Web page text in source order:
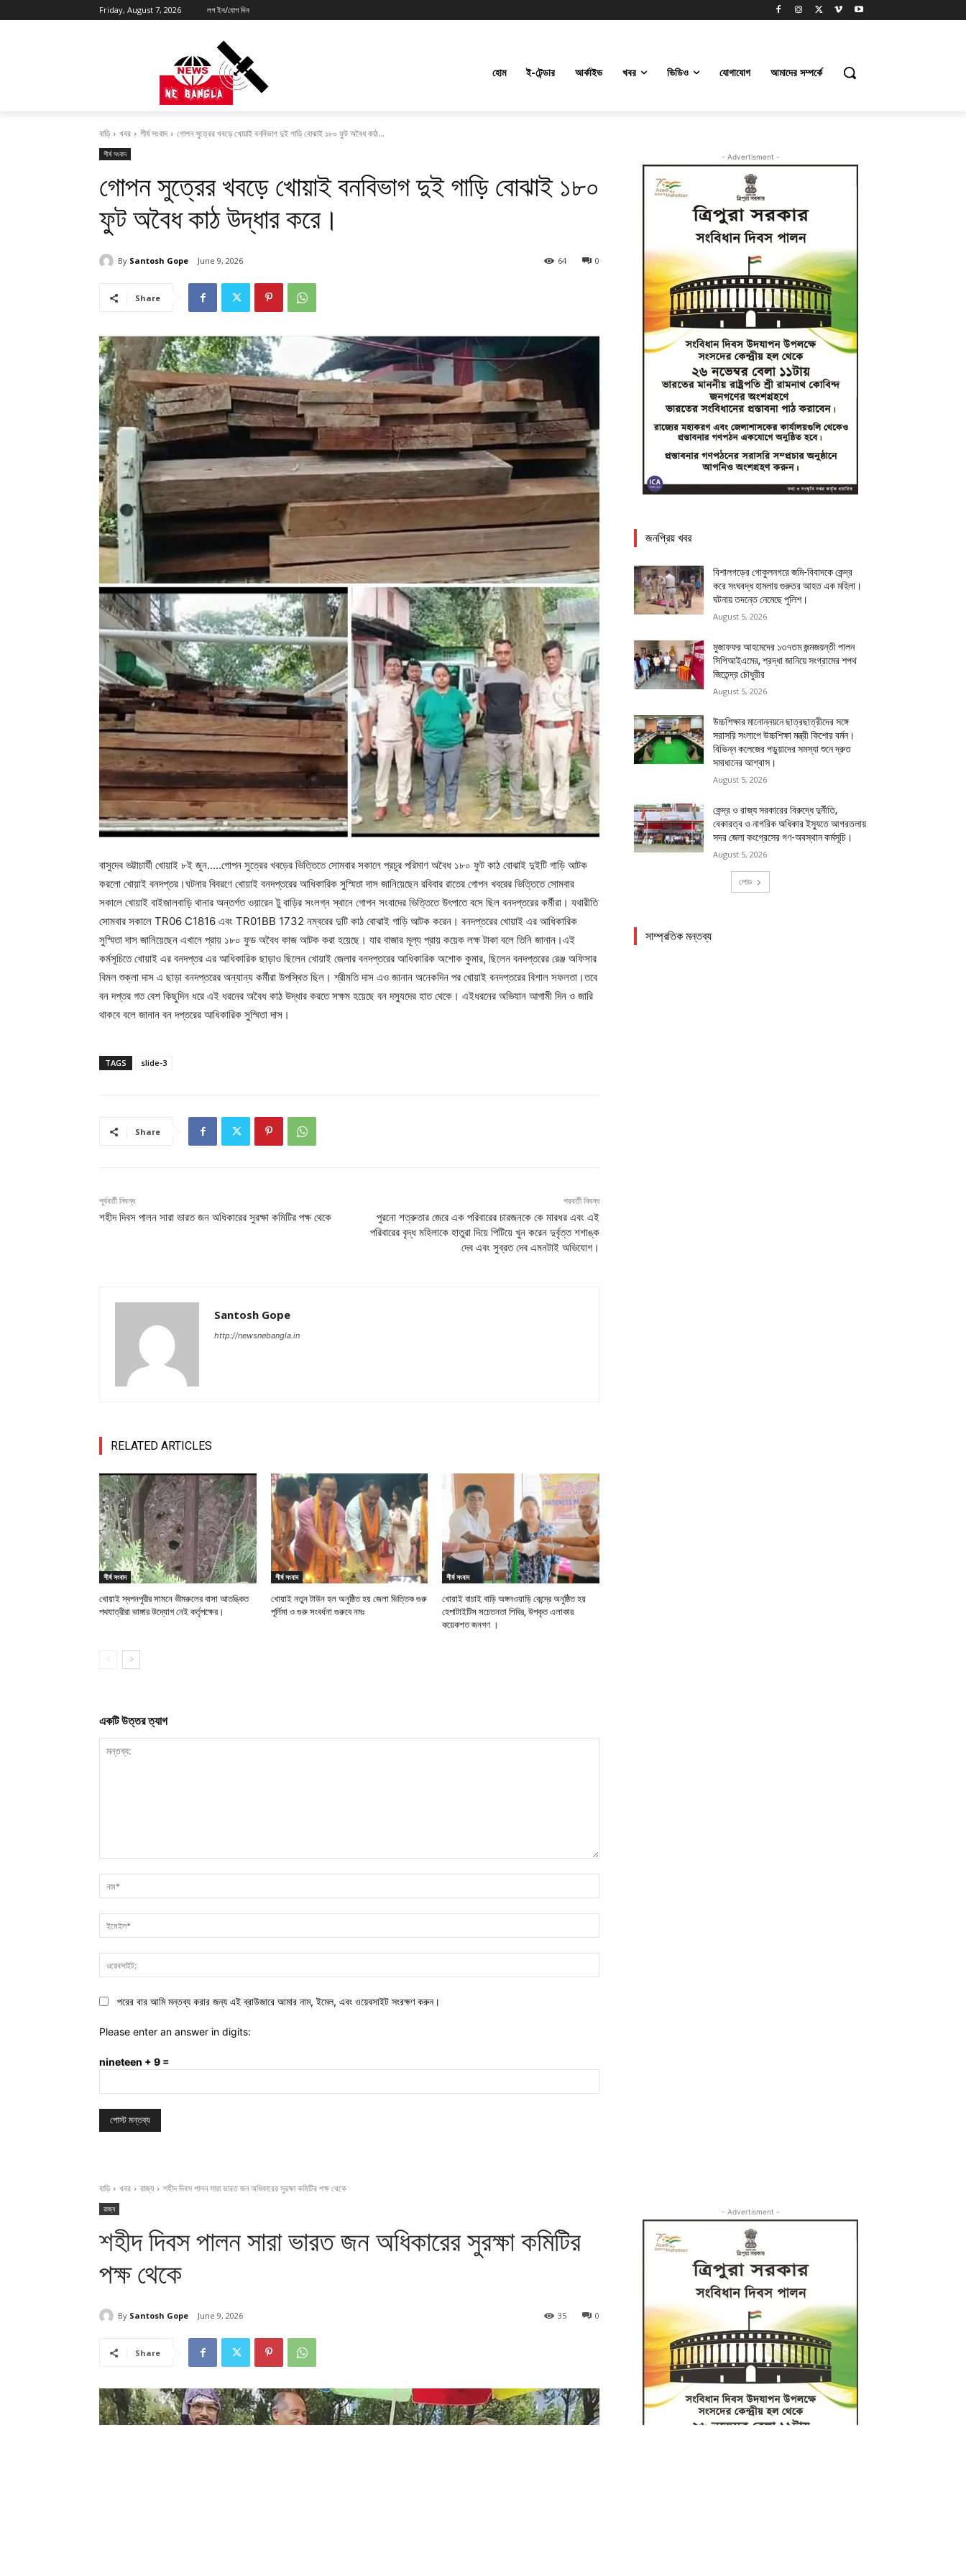
Friday, August 7, 2026 লগ ইন/যোগ দিন
হোম ই-টেন্ডার আর্কাইভ খবর ভিডিও যোগাযোগ আমাদের সম্পর্কে
বাড়ি খবর শীর্ষ সংবাদ গোপন সুত্রের খবড়ে খোয়াই বনবিভাগ দুই গাড়ি বোঝাই ১৮০ ফুট অবৈধ কাঠ...
শীর্ষ সংবাদ
গোপন সুত্রের খবড়ে খোয়াই বনবিভাগ দুই গাড়ি বোঝাই ১৮০
ফুট অবৈধ কাঠ উদ্ধার করে।
By Santosh Gope June 9, 2026 0
64
Share
বাসুদেব ভট্টাচার্যী খোয়াই ৮ই জুন…..গোপন সুত্রের খবড়ের ভিত্তিতে সোমবার সকালে প্রচুর পরিমাণ অবৈধ ১৮০ ফুট কাঠ বোঝাই দুইটি গাড়ি আটক
করলো খোয়াই বনদপ্তর।ঘটনার বিবরণে খোয়াই বনদপ্তরের আধিকারিক সুস্মিতা দাস জানিয়েছেন রবিবার রাতের গোপন খবরের ভিত্তিতে সোমবার
সকালে খোয়াই বাইজালবাড়ি থানার অন্তর্গত ওয়ারেন টু বাড়ির সংলগ্ন স্থানে গোপন সংবাদের ভিত্তিতে উৎপাতে বসে ছিল বনদপ্তরের কর্মীরা। যথারীতি
সোমবার সকালে TR06 C1816 এবং TR01BB 1732 নম্বরের দুটি কাঠ বোঝাই গাড়ি আটক করেন। বনদপ্তরের খোয়াই এর আধিকারিক
সুস্মিতা দাস জানিয়েছেন এখানে প্রায় ১৮০ ফুড অবৈধ কাজ আটক করা হয়েছে। যার বাজার মূল্য প্রায় কয়েক লক্ষ টাকা বলে তিনি জানান।এই
কর্মসূচিতে খোয়াই এর বনদপ্তর এর আধিকারিক ছাড়াও ছিলেন খোয়াই জেলার বনদপ্তরের আধিকারিক অশোক কুমার, ছিলেন বনদপ্তরের রেঞ্জ অফিসার
বিমল শুক্লা দাস এ ছাড়া বনদপ্তরের অন্যান্য কর্মীরা উপস্থিত ছিল। শ্রীমতি দাস এও জানান অনেকদিন পর খোয়াই বনদপ্তরের বিশাল সফলতা।তবে
বন দপ্তর গত বেশ কিছুদিন ধরে এই ধরনের অবৈধ কাঠ উদ্ধার করতে সক্ষম হয়েছে বন দস্যুদের হাত থেকে। এইধরনের অভিযান আগামী দিন ও জারি
থাকবে বলে জানান বন দপ্তরের আধিকারিক সুস্মিতা দাস।
TAGS slide-3
Share
পূর্ববর্তী নিবন্ধ
শহীদ দিবস পালন সারা ভারত জন অধিকারের সুরক্ষা কমিটির পক্ষ থেকে
পরবর্তী নিবন্ধ
পুরনো শত্রুতার জেরে এক পরিবারের চারজনকে কে মারধর এবং এই
পরিবারের বৃদ্ধ মহিলাকে হাতুরা দিয়ে পিটিয়ে খুন করেন দুর্বৃত্ত শশাঙ্ক
দেব এবং সুব্রত দেব এমনটাই অভিযোগ।
Santosh Gope
http://newsnebangla.in
RELATED ARTICLES
শীর্ষ সংবাদ
খোয়াই স্বপনপুরীর সামনে ভীমরুলের বাসা আতঙ্কিত
পথযাত্রীরা ভাঙ্গার উদ্যোগ নেই কর্তৃপক্ষের।
শীর্ষ সংবাদ
খোয়াই নতুন টাউন হল অনুষ্ঠিত হয় জেলা ভিত্তিক গুরু
পূর্নিমা ও গুরু সংবর্ধনা গুরুবে নমঃ
শীর্ষ সংবাদ
খোয়াই বাচাই বাড়ি অঙ্গনওয়াড়ি কেন্দ্রে অনুষ্ঠিত হয়
হেপাটাইটিস সচেতনতা শিবির, উপকৃত এলাকার
কয়েকশত জনগণ ।
একটি উত্তর ত্যাগ
পরের বার আমি মন্তব্য করার জন্য এই ব্রাউজারে আমার নাম, ইমেল, এবং ওয়েবসাইট সংরক্ষণ করুন।
Please enter an answer in digits:
nineteen + 9 =
- Advertisment -
জনপ্রিয় খবর
বিশালগড়ের গোকুলনগরে জমি-বিবাদকে কেন্দ্র
করে সংঘবদ্ধ হামলায় গুরুতর আহত এক মহিলা।
ঘটনায় তদন্তে নেমেছে পুলিশ।
August 5, 2026
মুজাফফর আহমেদের ১৩৭তম জন্মজয়ন্তী পালন
সিপিআইএমের, শ্রদ্ধা জানিয়ে সংগ্রামের শপথ
জিতেন্দ্র চৌধুরীর
August 5, 2026
উচ্চশিক্ষার মানোন্নয়নে ছাত্রছাত্রীদের সঙ্গে
সরাসরি সংলাপে উচ্চশিক্ষা মন্ত্রী কিশোর বর্মন।
বিভিন্ন কলেজের পড়ুয়াদের সমস্যা শুনে দ্রুত
সমাধানের আশ্বাস।
August 5, 2026
কেন্দ্র ও রাজ্য সরকারের বিরুদ্ধে দুর্নীতি,
বেকারত্ব ও নাগরিক অধিকার ইস্যুতে আগরতলায়
সদর জেলা কংগ্রেসের গণ-অবস্থান কর্মসূচি।
August 5, 2026
লোড
সাম্প্রতিক মন্তব্য